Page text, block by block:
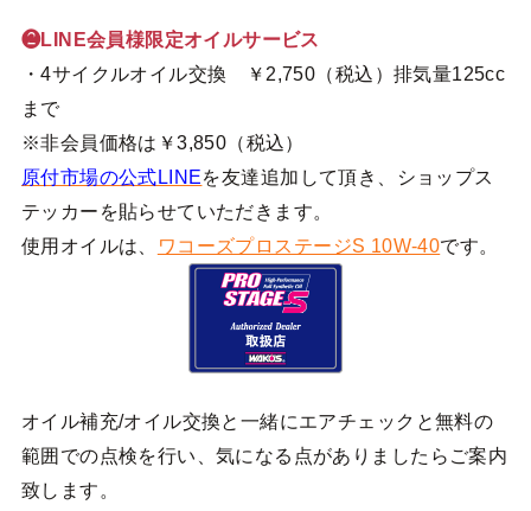
❷LINE会員様限定オイルサービス
・4サイクルオイル交換 ￥2,750（税込）排気量125cc
まで
※非会員価格は￥3,850（税込）
原付市場の公式LINEを友達追加して頂き、ショップス
テッカーを貼らせていただきます。
使用オイルは、
ワコーズプロステージS 10W-40です。
オイル補充/オイル交換と一緒にエアチェックと無料の
範囲での点検を行い、気になる点がありましたらご案内
致します。